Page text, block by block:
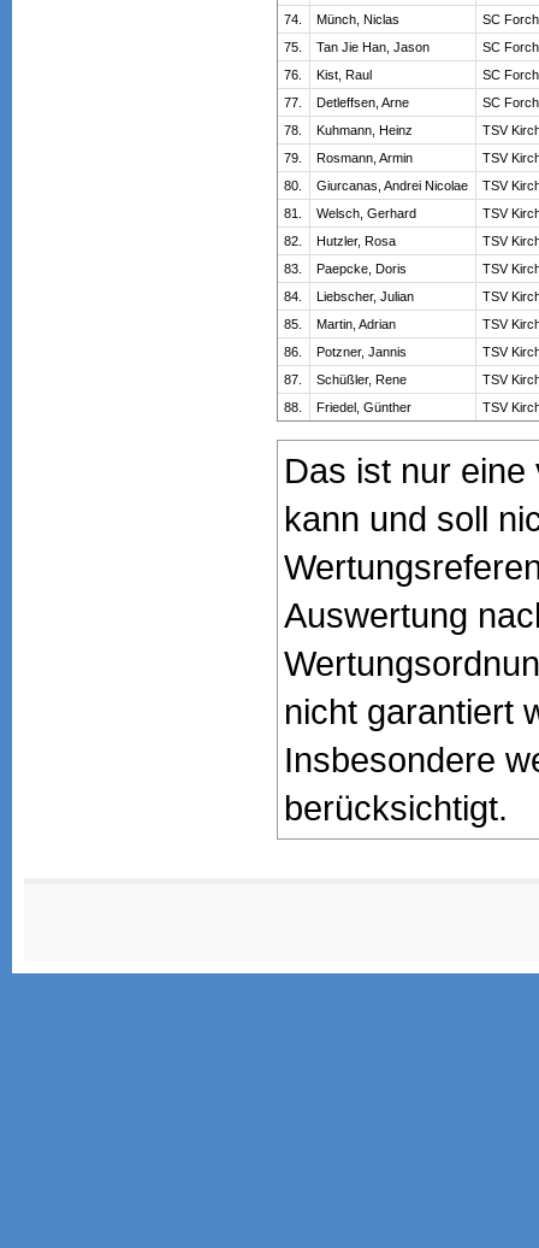
74.
Münch, Niclas
SC
75.
Tan Jie Han, Jason
SC
76.
Kist, Raul
SC
77.
Detleffsen, Arne
SC
78.
Kuhmann, Heinz
TSV
79.
Rosmann, Armin
TSV
80.
Giurcanas, Andrei Nicolae
TSV
81.
Welsch, Gerhard
TSV
82.
Hutzler, Rosa
TSV
83.
Paepcke, Doris
TSV
84.
Liebscher, Julian
TSV
85.
Martin, Adrian
TSV
86.
Potzner, Jannis
TSV
87.
Schüßler, Rene
TSV
88.
Friedel, Günther TSV
Das ist nur
kann und soll
Auswertung
nicht garantiert
Insbesondere
berücksichtigt.